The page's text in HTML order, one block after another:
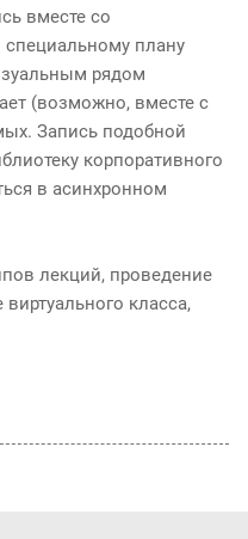
вместе со
плану
рядом
(возможно, вместе с
Запись подобной
корпоративного
в асинхронном
лекций, проведение
класса,